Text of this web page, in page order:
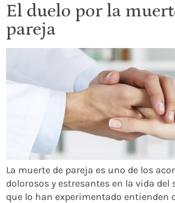
El duelo por la
pareja
La muerte de pareja es uno de los
dolorosos y estresantes en la vida del
que lo han experimentado entienden